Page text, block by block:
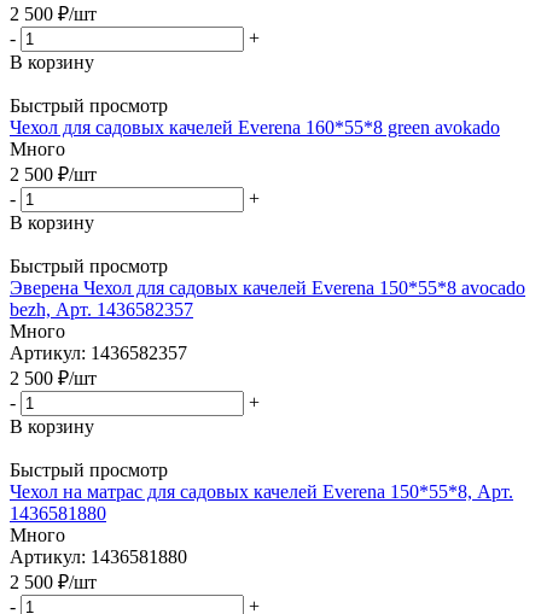
2 500 ₽/шт
-
+
В корзину
Быстрый просмотр
Чехол для садовых качелей Everena 160*55*8 green avokado
Много
2 500 ₽/шт
-
+
В корзину
Быстрый просмотр
Эверена Чехол для садовых качелей Everena 150*55*8 avocado
bezh, Арт. 1436582357
Много
Артикул: 1436582357
2 500 ₽/шт
-
+
В корзину
Быстрый просмотр
Чехол на матрас для садовых качелей Everena 150*55*8, Арт.
1436581880
Много
Артикул: 1436581880
2 500 ₽/шт
-
+